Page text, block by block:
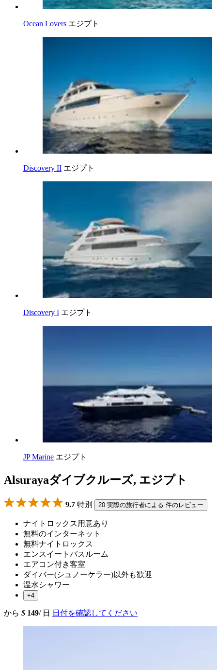
Ocean Lovers エジプト
Discovery II エジプト
Discovery I エジプト
JP Marine エジプト
Alsurayaダイブクルーズ, エジプト
9.7 特別 20 実際の旅行者による 件のレビュー
ナイトロックス用意あり
無料のインターネット
無料ナイトロックス
エンスイートバスルーム
エアコン付き客室
ダイバー(シュノーケラー)以外も歓迎
温水シャワー
+4
から $ 149/ 日 日付を確認してください